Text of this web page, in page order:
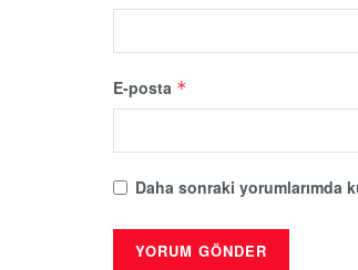
E-posta *
Daha sonraki yorumlarımda